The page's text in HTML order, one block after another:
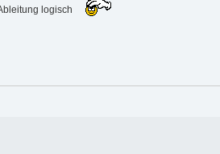
logisch